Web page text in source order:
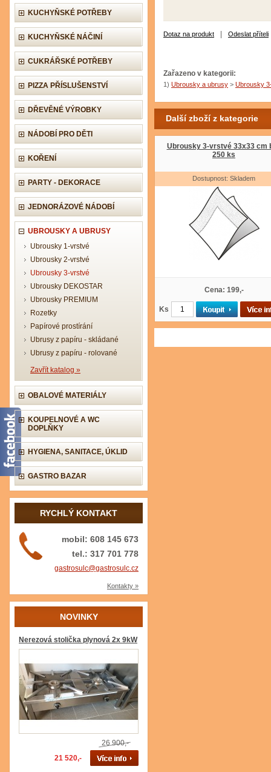
KUCHYŇSKÉ POTŘEBY
KUCHYŇSKÉ NÁČINÍ
CUKRÁŘSKÉ POTŘEBY
PIZZA PŘÍSLUŠENSTVÍ
DŘEVĚNÉ VÝROBKY
NÁDOBÍ PRO DĚTI
KOŘENÍ
PARTY - DEKORACE
JEDNORÁZOVÉ NÁDOBÍ
UBROUSKY A UBRUSY
Ubrousky 1-vrstvé
Ubrousky 2-vrstvé
Ubrousky 3-vrstvé
Ubrousky DEKOSTAR
Ubrousky PREMIUM
Rozetky
Papírové prostírání
Ubrusy z papíru - skládané
Ubrusy z papíru - rolované
Zavřít katalog »
OBALOVÉ MATERIÁLY
KOUPELNOVÉ A WC
DOPLŇKY
HYGIENA, SANITACE, ÚKLID
GASTRO BAZAR
RYCHLÝ KONTAKT
mobil: 608 145 673
tel.: 317 701 778
gastrosulc@gastrosulc.cz
Kontakty »
NOVINKY
Nerezová stolička plynová 2x 9kW
26 900,-
21 520,-
Dotaz na produkt Odeslat příteli
Zařazeno v kategorii:
1) Ubrousky a ubrusy > Ubrousky
Další zboží z kategorie
Ubrousky 3-vrstvé 33x33 cm
250 ks
Dostupnost: Skladem
Cena: 199,-
Ks